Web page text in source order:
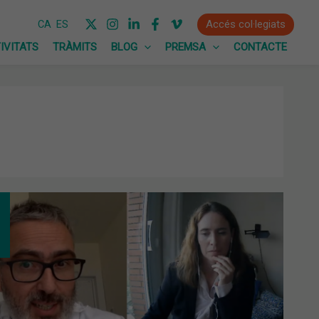
CA ES
Accés col·legiats
TRÀMITS BLOG PREMSA CONTACTE